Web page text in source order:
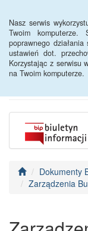
Nasz serwis
Twoim komputerze.
poprawnego
ustawień dot.
Korzystając z serwisu
na Twoim komputerze.
BIP -
Dokumenty
Zarządzenia